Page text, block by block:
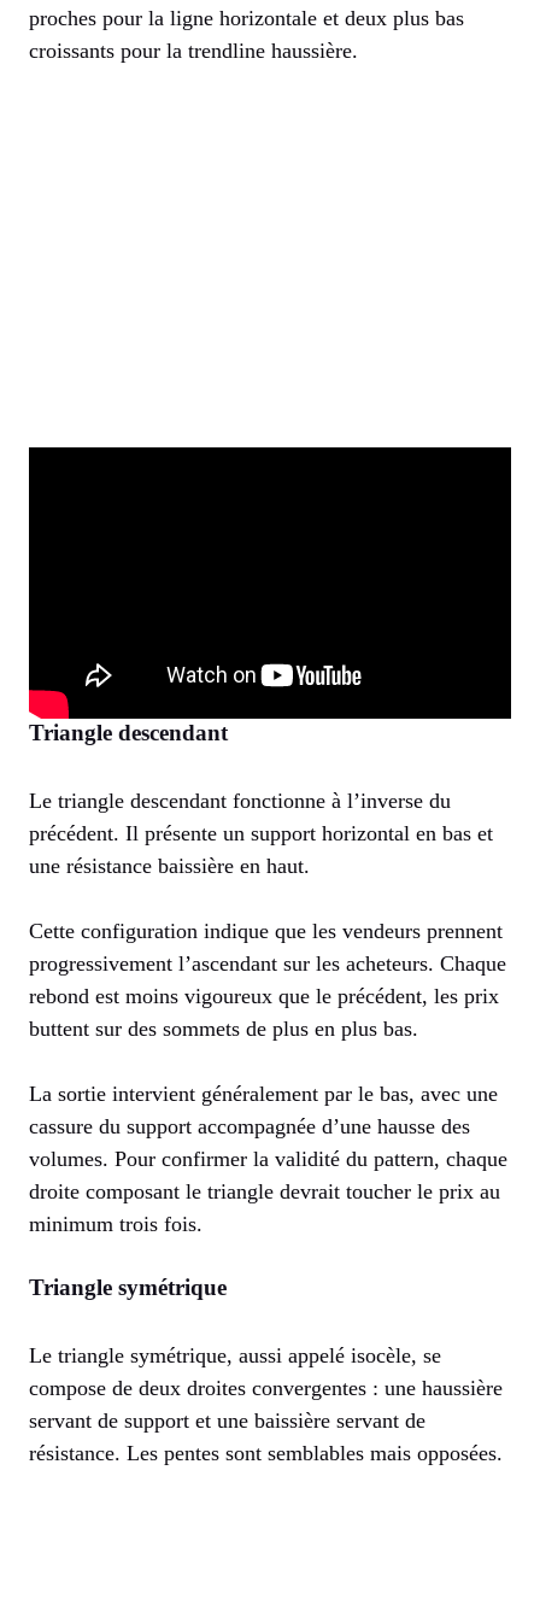
proches pour la ligne horizontale et deux plus bas
croissants pour la trendline haussière.
Triangle descendant
Le triangle descendant fonctionne à l’inverse du
précédent. Il présente un support horizontal en bas et
une résistance baissière en haut.
Cette configuration indique que les vendeurs prennent
progressivement l’ascendant sur les acheteurs. Chaque
rebond est moins vigoureux que le précédent, les prix
buttent sur des sommets de plus en plus bas.
La sortie intervient généralement par le bas, avec une
cassure du support accompagnée d’une hausse des
volumes. Pour confirmer la validité du pattern, chaque
droite composant le triangle devrait toucher le prix au
minimum trois fois.
Triangle symétrique
Le triangle symétrique, aussi appelé isocèle, se
compose de deux droites convergentes : une haussière
servant de support et une baissière servant de
résistance. Les pentes sont semblables mais opposées.